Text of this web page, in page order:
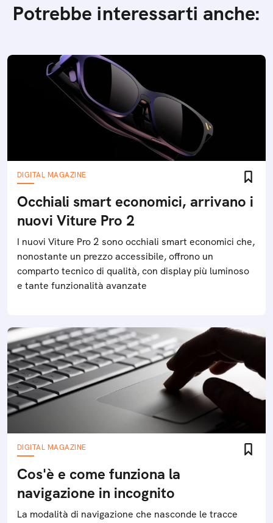
Potrebbe interessarti anche:
DIGITAL MAGAZINE
Occhiali smart economici, arrivano i
nuovi Viture Pro 2
I nuovi Viture Pro 2 sono occhiali smart economici che,
nonostante un prezzo accessibile, offrono un
comparto tecnico di qualità, con display più luminoso
e tante funzionalità avanzate
DIGITAL MAGAZINE
Cos'è e come funziona la
navigazione in incognito
La modalità di navigazione che nasconde le tracce